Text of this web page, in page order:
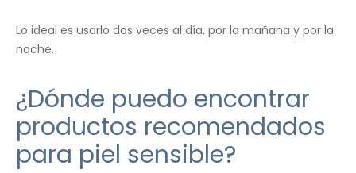
Lo ideal es usarlo dos veces al día, por la mañana y por la
noche.
¿Dónde puedo encontrar
productos recomendados
para piel sensible?